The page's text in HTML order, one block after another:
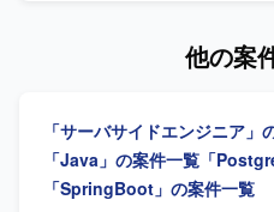
す。指示待ちではなく自ら課
境でも進捗や考えを適切に共
チームの成果にコミットでき
と実装の両方に向き合い、異
設的に合意形成できる方、既
る方を求めています。 【ポジションの魅力】 新技術への挑
アアップも可能です。 【開発環境】 Java 17、Spring
Boot、AWSを中心としたモ
他の案
「サーバサイドエンジニア」
「Java」の案件一覧 「
「SpringBoot」の案件一覧